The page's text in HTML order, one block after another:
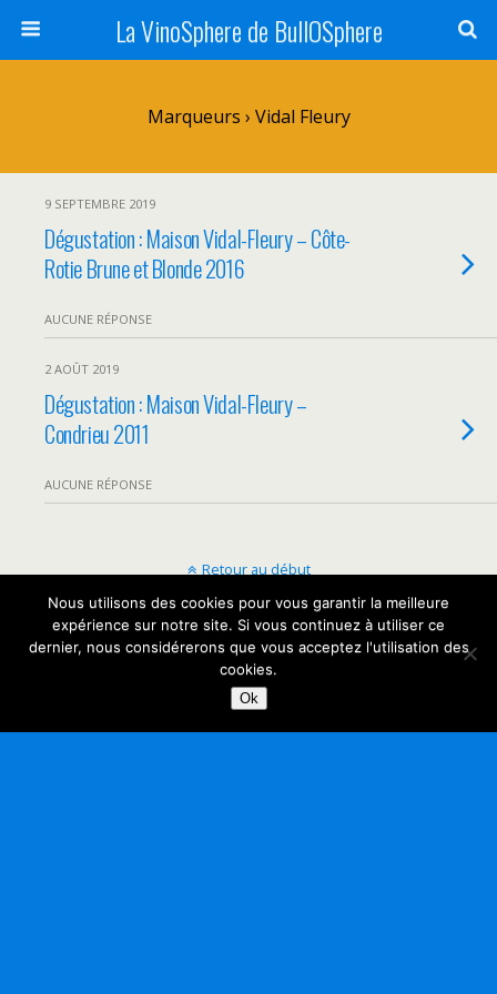
La VinoSphere de BullOSphere
Marqueurs › Vidal Fleury
9 SEPTEMBRE 2019
Dégustation : Maison Vidal-Fleury – Côte-
Rotie Brune et Blonde 2016
AUCUNE RÉPONSE
2 AOÛT 2019
Dégustation : Maison Vidal-Fleury –
Condrieu 2011
AUCUNE RÉPONSE
Retour au début
Mobile Bureau
Nous utilisons des cookies pour vous garantir la meilleure
expérience sur notre site. Si vous continuez à utiliser ce
dernier, nous considérerons que vous acceptez l'utilisation des
cookies.
Ok